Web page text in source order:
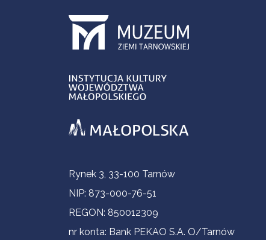
Informacje kontaktowe
Rynek 3, 33-100 Tarnów
NIP: 873-000-76-51
REGON: 850012309
nr konta: Bank PEKAO S.A. O/Tarnów